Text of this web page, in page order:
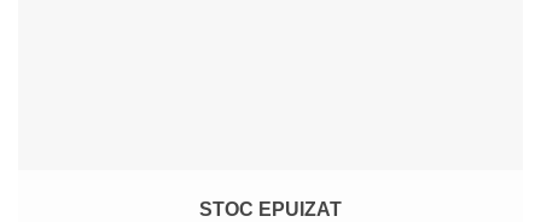
STOC EPUIZAT